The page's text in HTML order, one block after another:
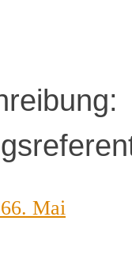
6. Mai